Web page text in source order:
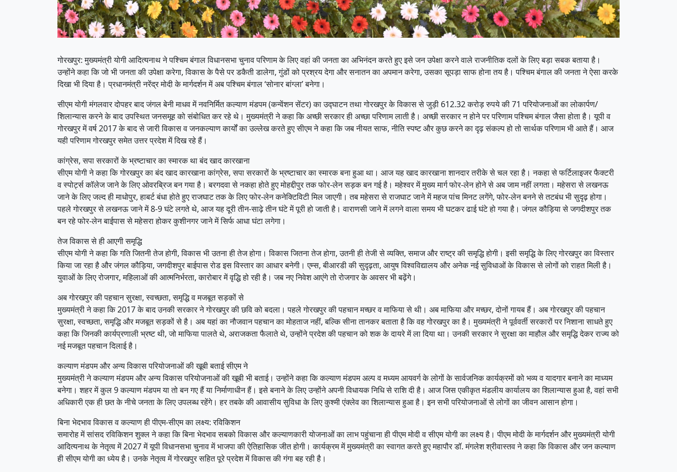
गोरखपुर: मुख्यमंत्री योगी आदित्यनाथ ने पश्चिम बंगाल विधानसभा चुनाव परिणाम के लिए वहां की जनता का अभिनंदन करते हुए इसे जन उपेक्षा करने वाले राजनीतिक दलों के लिए बड़ा सबक बताया है।
उन्होंने कहा कि जो भी जनता की उपेक्षा करेगा, विकास के पैसे पर डकैती डालेगा, गुंडों को प्रश्रय देगा और सनातन का अपमान करेगा, उसका सूपड़ा साफ होना तय है। पश्चिम बंगाल की जनता ने ऐसा करके
दिखा भी दिया है। प्रधानमंत्री नरेंद्र मोदी के मार्गदर्शन में अब पश्चिम बंगाल ‘सोनार बांग्ला’ बनेगा।
सीएम योगी मंगलवार दोपहर बाद जंगल बेनी माधव में नवनिर्मित कल्याण मंडपम (कन्वेंशन सेंटर) का उद्घाटन तथा गोरखपुर के विकास से जुड़ी 612.32 करोड़ रुपये की 71 परियोजनाओं का लोकार्पण/
शिलान्यास करने के बाद उपस्थित जनसमूह को संबोधित कर रहे थे। मुख्यमंत्री ने कहा कि अच्छी सरकार ही अच्छा परिणाम लाती है। अच्छी सरकार न होने पर परिणाम पश्चिम बंगाल जैसा होता है। यूपी व
गोरखपुर में वर्ष 2017 के बाद से जारी विकास व जनकल्याण कार्यों का उल्लेख करते हुए सीएम ने कहा कि जब नीयत साफ, नीति स्पष्ट और कुछ करने का दृढ़ संकल्प हो तो सार्थक परिणाम भी आते हैं। आज
यही परिणाम गोरखपुर समेत उत्तर प्रदेश में दिख रहे हैं।
कांग्रेस, सपा सरकारों के भ्रष्टाचार का स्मारक था बंद खाद कारखाना
सीएम योगी ने कहा कि गोरखपुर का बंद खाद कारखाना कांग्रेस, सपा सरकारों के भ्रष्टाचार का स्मारक बना हुआ था। आज यह खाद कारखाना शानदार तरीके से चल रहा है। नकहा से फर्टिलाइजर फैक्टरी
व स्पोर्ट्स कॉलेज जाने के लिए ओवरब्रिज बन गया है। बरगदवा से नकहा होते हुए मोहद्दीपुर तक फोर-लेन सड़क बन गई है। महेश्वर में मुख्य मार्ग फोर-लेन होने से अब जाम नहीं लगता। महेसरा से लखनऊ
जाने के लिए जल्द ही माधोपुर, हाबर्ट बंधा होते हुए राजघाट तक के लिए फोर-लेन कनेक्टिविटी मिल जाएगी। तब महेसरा से राजघाट जाने में महज पांच मिनट लगेंगे, फोर-लेन बनने से तटबंध भी सुदृढ़ होगा।
पहले गोरखपुर से लखनऊ जाने में 8-9 घंटे लगते थे, आज यह दूरी तीन-साढ़े तीन घंटे में पूरी हो जाती है। वाराणसी जाने में लगने वाला समय भी घटकर ढाई घंटे हो गया है। जंगल कौड़िया से जगदीशपुर तक
बन रहे फोर-लेन बाईपास से महेसरा होकर कुशीनगर जाने में सिर्फ आधा घंटा लगेगा।
तेज विकास से ही आएगी समृद्धि
सीएम योगी ने कहा कि गति जितनी तेज होगी, विकास भी उतना ही तेज होगा। विकास जितना तेज होगा, उतनी ही तेजी से व्यक्ति, समाज और राष्ट्र की समृद्धि होगी। इसी समृद्धि के लिए गोरखपुर का विस्तार
किया जा रहा है और जंगल कौड़िया, जगदीशपुर बाईपास रोड इस विस्तार का आधार बनेगी। एम्स, बीआरडी की सुदृढ़ता, आयुष विश्वविद्यालय और अनेक नई सुविधाओं के विकास से लोगों को राहत मिली है।
युवाओं के लिए रोजगार, महिलाओं की आत्मनिर्भरता, कारोबार में वृद्धि हो रही है। जब नए निवेश आएंगे तो रोजगार के अवसर भी बढ़ेंगे।
अब गोरखपुर की पहचान सुरक्षा, स्वच्छता, समृद्धि व मजबूत सड़कों से
मुख्यमंत्री ने कहा कि 2017 के बाद उनकी सरकार ने गोरखपुर की छवि को बदला। पहले गोरखपुर की पहचान मच्छर व माफिया से थी। अब माफिया और मच्छर, दोनों गायब हैं। अब गोरखपुर की पहचान
सुरक्षा, स्वच्छता, समृद्धि और मजबूत सड़कों से है। अब यहां का नौजवान पहचान का मोहताज नहीं, बल्कि सीना तानकर बताता है कि वह गोरखपुर का है। मुख्यमंत्री ने पूर्ववर्ती सरकारों पर निशाना साधते हुए
कहा कि जिनकी कार्यप्रणाली भ्रष्ट थी, जो माफिया पालते थे, अराजकता फैलाते थे, उन्होंने प्रदेश की पहचान को शक के दायरे में ला दिया था। उनकी सरकार ने सुरक्षा का माहौल और समृद्धि देकर राज्य को
नई मजबूत पहचान दिलाई है।
कल्याण मंडपम और अन्य विकास परियोजनाओं की खूबी बताई सीएम ने
मुख्यमंत्री ने कल्याण मंडपम और अन्य विकास परियोजनाओं की खूबी भी बताई। उन्होंने कहा कि कल्याण मंडपम अल्प व मध्यम आयवर्ग के लोगों के सार्वजनिक कार्यक्रमों को भव्य व यादगार बनाने का माध्यम
बनेगा। शहर में कुल 9 कल्याण मंडपम या तो बन गए हैं या निर्माणाधीन हैं। इसे बनाने के लिए उन्होंने अपनी विधायक निधि से राशि दी है। आज जिस एकीकृत मंडलीय कार्यालय का शिलान्यास हुआ है, वहां सभी
अधिकारी एक ही छत के नीचे जनता के लिए उपलब्ध रहेंगे। हर तबके की आवासीय सुविधा के लिए कुश्मी एंक्लेव का शिलान्यास हुआ है। इन सभी परियोजनाओं से लोगों का जीवन आसान होगा।
बिना भेदभाव विकास व कल्याण ही पीएम-सीएम का लक्ष्य: रविकिशन
समारोह में सांसद रविकिशन शुक्ल ने कहा कि बिना भेदभाव सबको विकास और कल्याणकारी योजनाओं का लाभ पहुंचाना ही पीएम मोदी व सीएम योगी का लक्ष्य है। पीएम मोदी के मार्गदर्शन और मुख्यमंत्री योगी
आदित्यनाथ के नेतृत्व में 2027 में यूपी विधानसभा चुनाव में भाजपा की ऐतिहासिक जीत होगी। कार्यक्रम में मुख्यमंत्री का स्वागत करते हुए महापौर डॉ. मंगलेश श्रीवास्तव ने कहा कि विकास और जन कल्याण
ही सीएम योगी का ध्येय है। उनके नेतृत्व में गोरखपुर सहित पूरे प्रदेश में विकास की गंगा बह रही है।